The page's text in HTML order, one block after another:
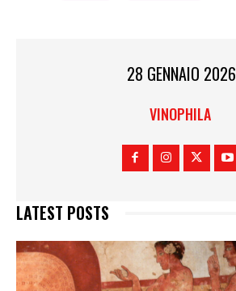
28 GENNAIO 2026
VINOPHILA
LATEST POSTS